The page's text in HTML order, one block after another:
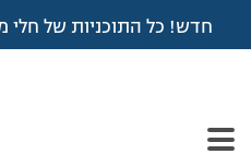
חדש! כל התוכניות של חלי
עמוד הבית >דיונים>פורום >
שוקולד שיש ב